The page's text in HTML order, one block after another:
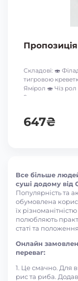
Складові: 🍣
тигровою
Ямірол 🍣 Чіз рол
9-го серпня
647₴
Все більше
суші додому від
Популярність та
обумовлена
їх
полюбляють
статі та положення
Онлайн
переваг:
1. Це смачно. Для
рис та риба.